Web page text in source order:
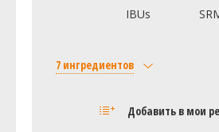
Посмотреть рецепт
Добавить в мои
IBUs
7 ингредиентов
American - Pale Ale Malt 2-Row